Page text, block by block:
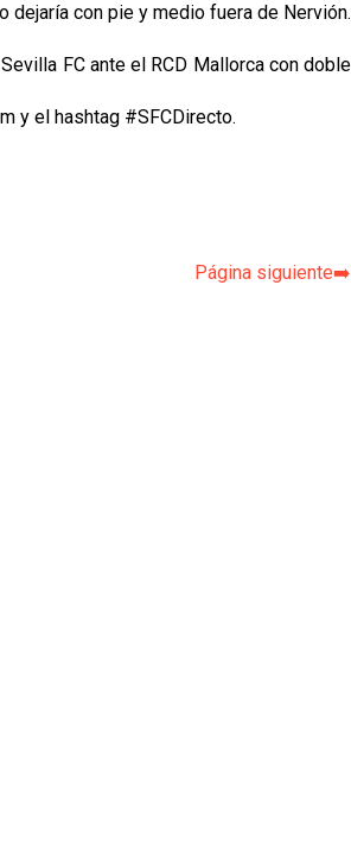
dejaría con pie y medio fuera de Nervión.
FC ante el RCD Mallorca con doble
y el hashtag #SFCDirecto.
Página siguiente➡️